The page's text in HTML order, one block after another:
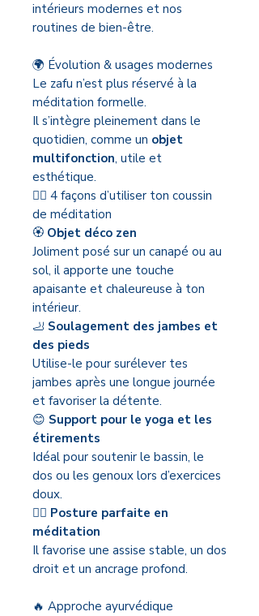
intérieurs modernes et nos
routines de bien-être.
🌍 Évolution & usages modernes
Le zafu n’est plus réservé à la
méditation formelle.
Il s’intègre pleinement dans le
quotidien, comme un objet
multifonction, utile et
esthétique.
🧘‍♀️ 4 façons d’utiliser ton coussin
de méditation
🏵️ Objet déco zen
Joliment posé sur un canapé ou au
sol, il apporte une touche
apaisante et chaleureuse à ton
intérieur.
🦶 Soulagement des jambes et
des pieds
Utilise-le pour surélever tes
jambes après une longue journée
et favoriser la détente.
😊 Support pour le yoga et les
étirements
Idéal pour soutenir le bassin, le
dos ou les genoux lors d’exercices
doux.
🧘‍♀️ Posture parfaite en
méditation
Il favorise une assise stable, un dos
droit et un ancrage profond.
🔥 Approche ayurvédique